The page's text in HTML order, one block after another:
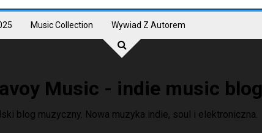
Music Collection Wywiad Z Autorem
Music - indie music blog
blog muzyczny. Nowa muzyka indie, soul i elektroniczna.